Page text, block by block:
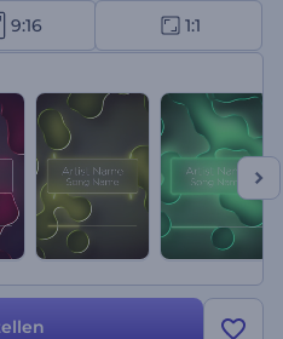
anzupassen. Laden Sie
Farbstilen und
Symphonie aus flüssigen
für Musikpromotions, neue
und viele andere Projekte.
9:16 1:1